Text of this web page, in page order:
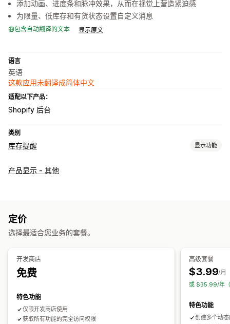
添加动画、进度条和脉冲效果，从而在视觉上营造紧迫感
为限量、低库存和有货状态设置自定义消息
包含自动翻译的文本 显示原文
语言
英语
这款应用未翻译成简体中文
适配以下产品：
Shopify 后台
类别
库存提醒 显示功能
通知
提醒设置
分析和报告
产品显示 - 其他
定价
选择最适合您业务的套餐。
开发商店
免费
特色功能
仅限开发商店使用
获取所有功能的完全访问权限
高级套餐
$3.99/月
或 $35.99/年
特色功能
创建多个动